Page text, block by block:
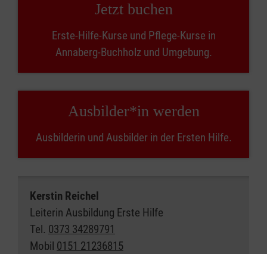
Jetzt buchen
Erste-Hilfe-Kurse und Pflege-Kurse in
Annaberg-Buchholz und Umgebung.
Ausbilder*in werden
Ausbilderin und Ausbilder in der Ersten Hilfe.
Kerstin Reichel
Leiterin Ausbildung Erste Hilfe
Tel. 0373 34289791
Mobil 0151 21236815